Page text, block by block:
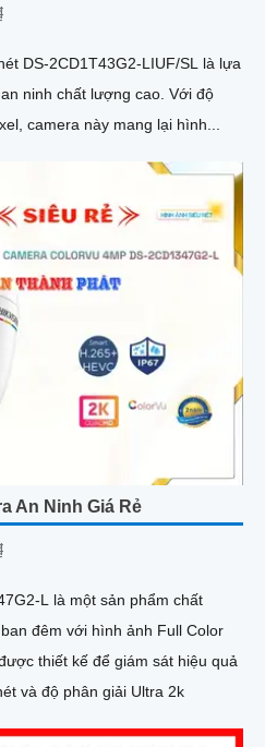
DS-2CD1T43G2-LIUF/SL là lựa
chất lượng cao. Với độ
camera này mang lại hình...
An Ninh Giá Rẻ
L là một sản phẩm chất
đêm với hình ảnh Full Color
và độ phân giải Ultra 2k